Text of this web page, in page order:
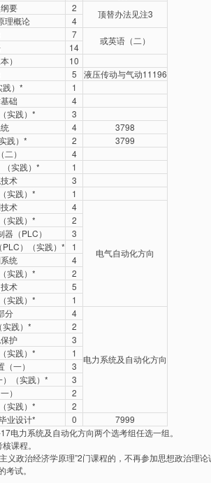
要 2
顶替办法见注3
理概论
4
7
或英语（二）
14
）
10
5
液压传动与气动11196
践）*
1
础
4
实践）*
3
4
3798
践）* 2
3799
）
4
（实践）*
1
术
3
实践）*
1
术 4
电气自动化方向
实践）*
2
（PLC）
3
）（实践）*
1
统
4
实践）*
2
术
5
实践）*
1
分 4
电力系统及自动化方向
实践）*
2
护
3
实践）*
1
一）
3
（实践）*
3
）
2
实践）*
2
业设计* 0
7999
力系统及自动化方向两个选考组任选一组。
课程。
政治经济学原理”2门课程的，不再参加思想政治理
试。